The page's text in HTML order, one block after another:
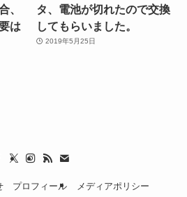
、
は
タ、電池が切れたので交換
してもらいました。
2019年5月25日
プロフィール メディアポリシー